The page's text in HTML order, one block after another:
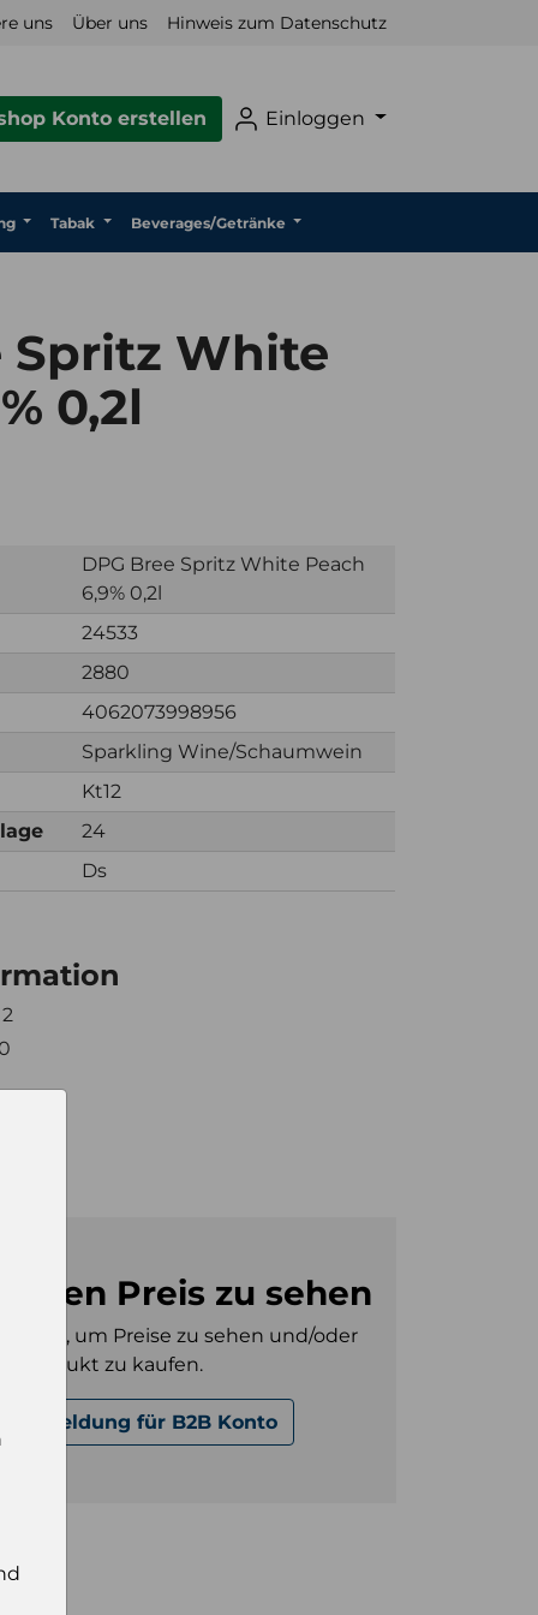
uns Über uns Hinweis zum Datenschutz
Konto erstellen Einloggen
Tabak Beverages/Getränke
Spritz White
0,2l
DPG Bree Spritz White Peach
6,9% 0,2l
24533
2880
4062073998956
Sparkling Wine/Schaumwein
Kt12
24
Ds
den Preis zu sehen
sein, um Preise zu sehen und/oder
Produkt zu kaufen.
Anmeldung für B2B Konto